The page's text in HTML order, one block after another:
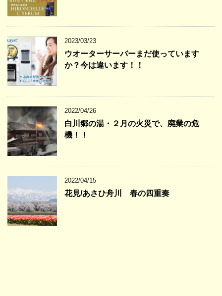
2023/03/23
ウオーターサーバーまだ使っています
か？今は違います！！
2022/04/26
白川郷の湯・２月の火災で、廃業の危
機！！
2022/04/15
花見/あさひ舟川 春の四重奏